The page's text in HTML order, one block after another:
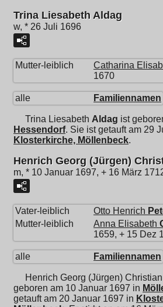
Trina Liesabeth Aldag
w, * 26 Juli 1696
Mutter-leiblich Catharina
1670
alle Familiennamen
Trina Liesabeth Aldag ist
Hessendorf. Sie ist getauft am 29
Klosterkirche, Möllenbeck.
Henrich Georg (Jürgen)
m, * 10 Januar 1697, + 16 März
Vater-leiblich Otto Henrich
Mutter-leiblich
Anna Elisabeth
1659, + 15 Dez
alle Familiennamen
Henrich Georg (Jürgen) Christian
geboren am 10 Januar 1697 in
getauft am 20 Januar 1697 in